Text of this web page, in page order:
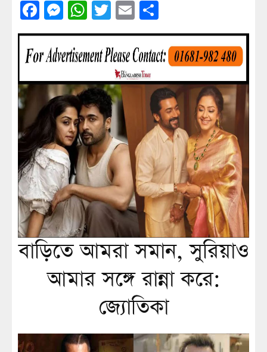
Facebook
Messenger
WhatsApp
Twitter
Email
বাড়িতে আমরা সমান, সুরিয়াও
আমার সঙ্গে রান্না করে:
জ্যোতিকা